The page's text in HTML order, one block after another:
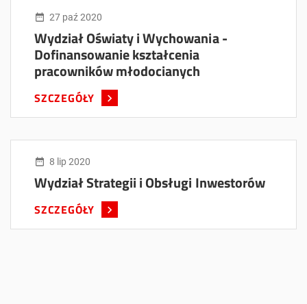
27 paź 2020
Wydział Oświaty i Wychowania -
Dofinansowanie kształcenia
pracowników młodocianych
SZCZEGÓŁY
8 lip 2020
Wydział Strategii i Obsługi Inwestorów
SZCZEGÓŁY